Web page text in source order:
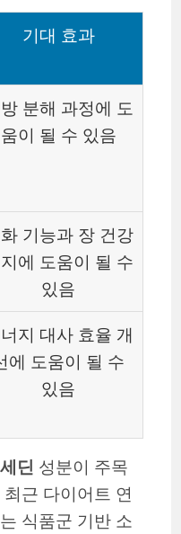
기대 효과
분해 과정에 도
움이 될 수 있음
기능과 장 건강
에 도움이 될 수
있음
지 대사 효율 개
에 도움이 될 수
있음
딘 성분이 주목
근 다이어트 연
식품군 기반 소